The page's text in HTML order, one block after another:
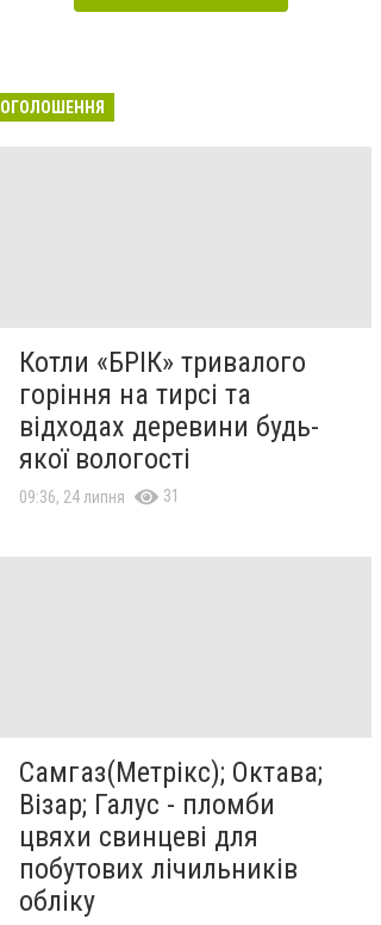
ОГОЛОШЕННЯ
Котли «БРІК» тривалого
горіння на тирсі та
відходах деревини будь-
якої вологості
09:36, 24 липня 31
Самгаз(Метрікс); Октава;
Візар; Галус - пломби
цвяхи свинцеві для
побутових лічильників
обліку